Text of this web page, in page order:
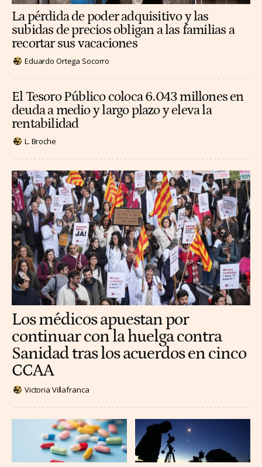
La pérdida de poder adquisitivo y las
subidas de precios obligan a las familias a
recortar sus vacaciones
Eduardo Ortega Socorro
El Tesoro Público coloca 6.043 millones en
deuda a medio y largo plazo y eleva la
rentabilidad
L. Broche
Los médicos apuestan por
continuar con la huelga contra
Sanidad tras los acuerdos en cinco
CCAA
Victoria Villafranca